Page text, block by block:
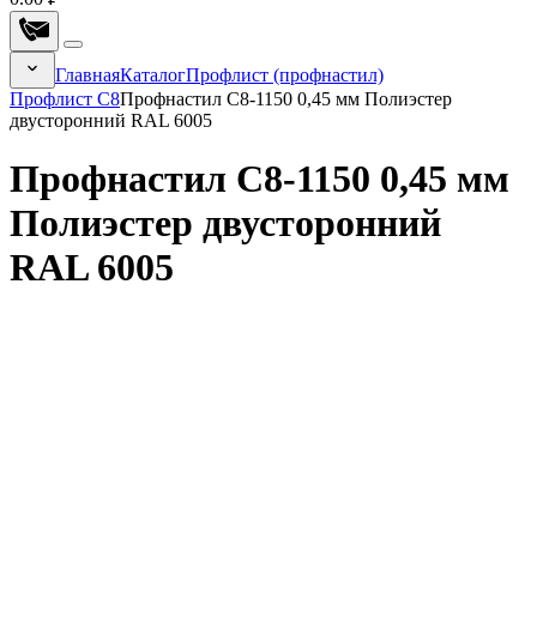
ГлавнаяКаталогПрофлист (профнастил)
Профлист С8Профнастил С8-1150 0,45 мм Полиэстер
двусторонний RAL 6005
Профнастил С8-1150 0,45 мм
Полиэстер двусторонний
RAL 6005